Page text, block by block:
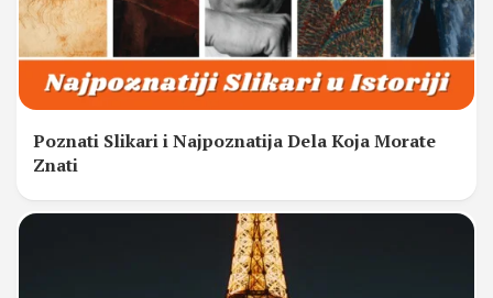
Poznati Slikari i Najpoznatija Dela Koja Morate
Znati